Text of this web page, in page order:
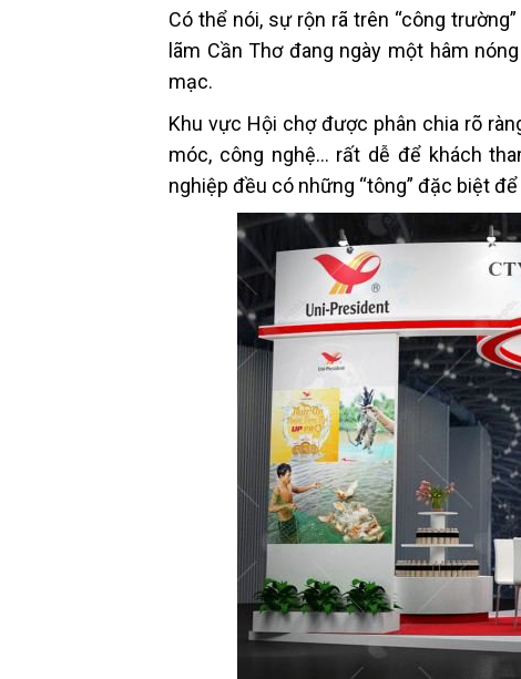
bền vững
VietShrimp
Có thể nói, sự rộn rã trên “công
lãm Cần Thơ đang ngày một hâm
mạc.
Khu vực Hội chợ được phân chia rõ
móc, công nghệ… rất dễ để khách
nghiệp đều có những “tông” đặc biệt